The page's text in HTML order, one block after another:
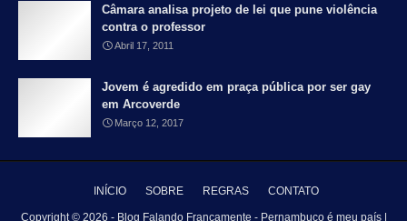
Câmara analisa projeto de lei que pune violência
contra o professor
Abril 17, 2011
Jovem é agredido em praça pública por ser gay
em Arcoverde
Março 12, 2017
INÍCIO SOBRE REGRAS CONTATO
Copyright © 2026 - Blog Falando Francamente - Pernambuco é meu país |